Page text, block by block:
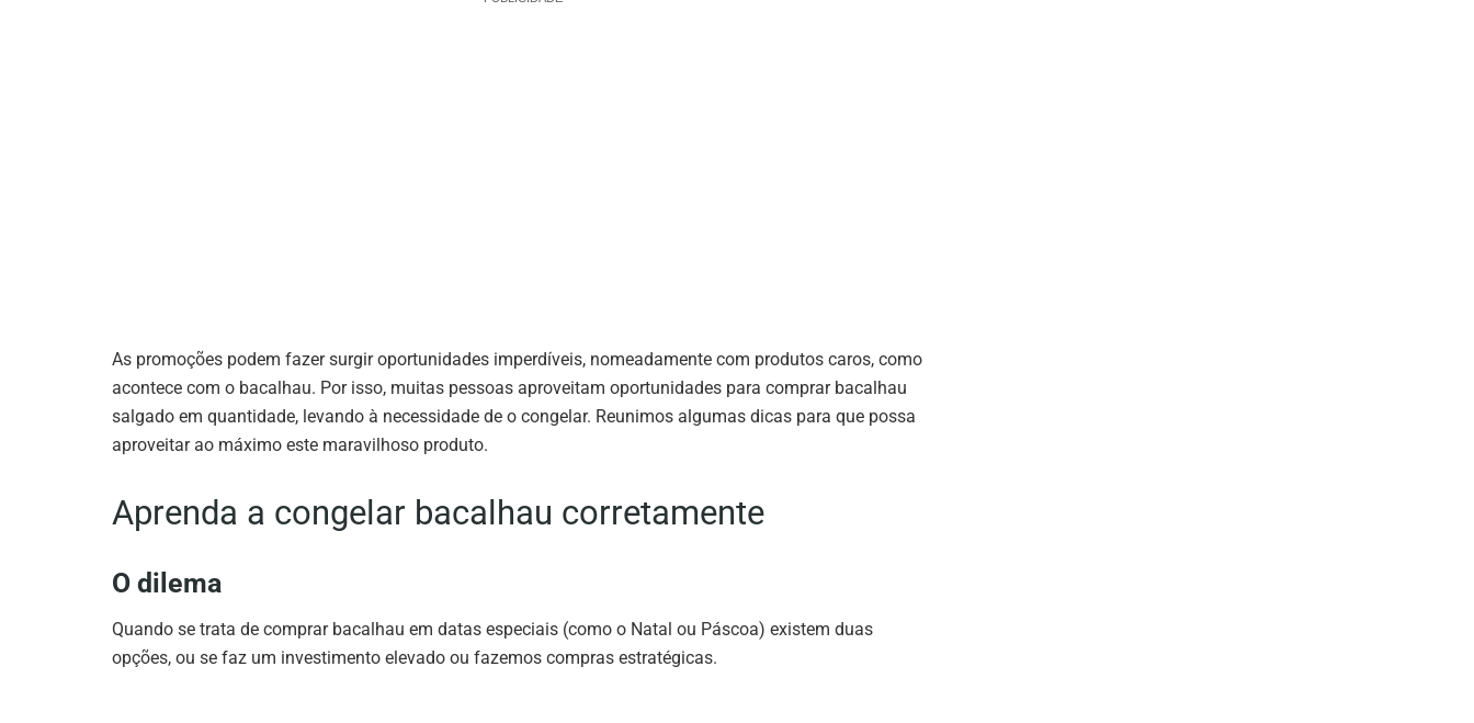
As promoções podem fazer surgir oportunidades imperdíveis, nomeadamente com produtos caros, como
acontece com o bacalhau. Por isso, muitas pessoas aproveitam oportunidades para comprar bacalhau
salgado em quantidade, levando à necessidade de o congelar. Reunimos algumas dicas para que possa
aproveitar ao máximo este maravilhoso produto.
Aprenda a congelar bacalhau corretamente
O dilema
Quando se trata de comprar bacalhau em datas especiais (como o Natal ou Páscoa) existem duas
opções, ou se faz um investimento elevado ou fazemos compras estratégicas.